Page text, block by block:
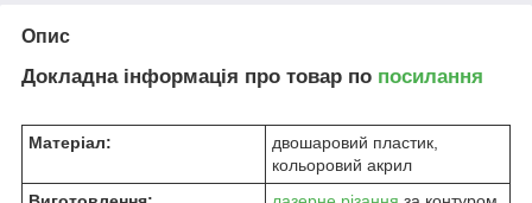
Опис
Докладна інформація про товар по посилання
Матеріал:
двошаровий пластик,
кольоровий акрил